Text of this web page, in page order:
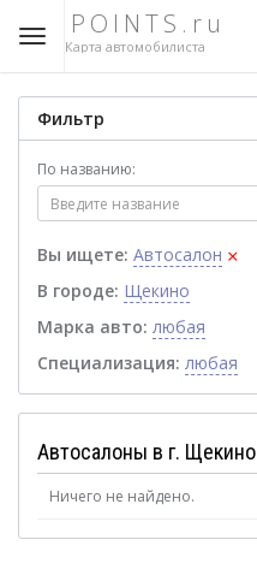
POINTS.ru
Карта автомобилиста
Фильтр
По названию:
Вы ищете: Автосалон ×
В городе: Щекино
Марка авто: любая
Специализация: любая
Автосалоны в г. Щекино
Ничего не найдено.